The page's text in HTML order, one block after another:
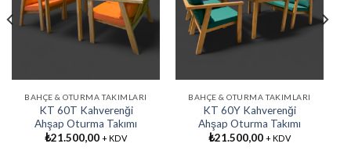
Favorilere
Ekle
BAHÇE & OTURMA TAKIMLARI
KT 60T Kahverenği
Ahşap Oturma Takımı
₺21.500,00 + KDV
Favorilere
Ekle
BAHÇE & OTURMA TAKIMLARI
KT 60Y Kahverenği
Ahşap Oturma Takımı
₺21.500,00 + KDV